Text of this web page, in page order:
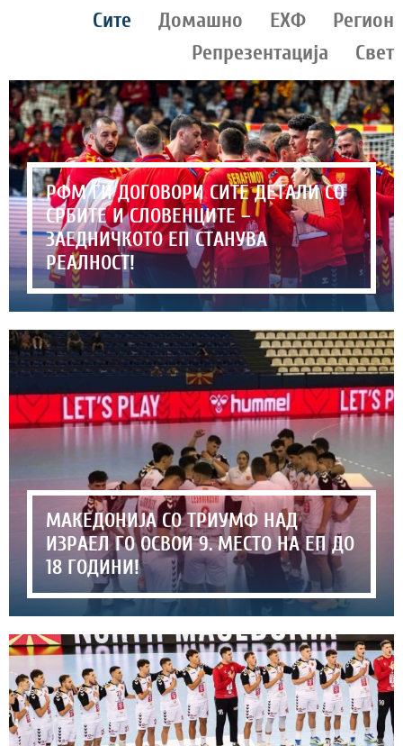
Сите Домашно ЕХФ
Регион
Репрезентација
Свет
РФМ ГИ ДОГОВОРИ СИТЕ ДЕТАЛИ СО
СРБИТЕ И СЛОВЕНЦИТЕ –
ЗАЕДНИЧКОТО ЕП СТАНУВА
РЕАЛНОСТ!
МАКЕДОНИЈА СО ТРИУМФ НАД
ИЗРАЕЛ ГО ОСВОИ 9. МЕСТО НА ЕП ДО
18 ГОДИНИ!